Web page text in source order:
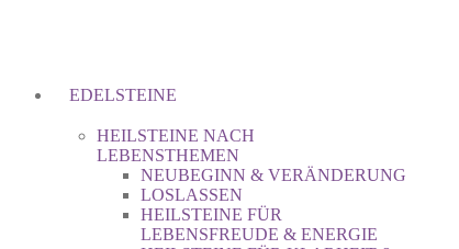
EDELSTEINE
HEILSTEINE NACH
LEBENSTHEMEN
NEUBEGINN & VERÄNDERUNG
LOSLASSEN
HEILSTEINE FÜR
LEBENSFREUDE & ENERGIE